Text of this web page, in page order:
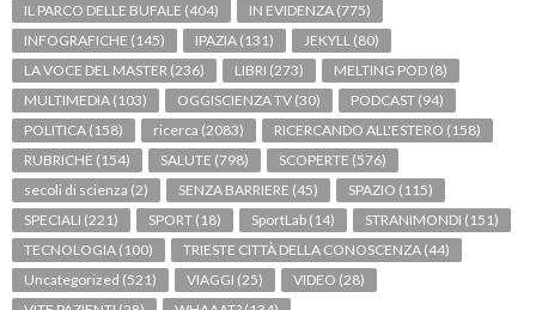
IL PARCO DELLE BUFALE (404) IN EVIDENZA (775)
INFOGRAFICHE (145) IPAZIA (131) JEKYLL (80)
LA VOCE DEL MASTER (236) LIBRI (273) MELTING POD (8)
MULTIMEDIA (103) OGGISCIENZA TV (30) PODCAST (94)
POLITICA (158) ricerca (2083) RICERCANDO ALL'ESTERO (158)
RUBRICHE (154) SALUTE (798) SCOPERTE (576)
secoli di scienza (2) SENZA BARRIERE (45) SPAZIO (115)
SPECIALI (221) SPORT (18) SportLab (14) STRANIMONDI (151)
TECNOLOGIA (100) TRIESTE CITTÀ DELLA CONOSCENZA (44)
Uncategorized (521) VIAGGI (25) VIDEO (28)